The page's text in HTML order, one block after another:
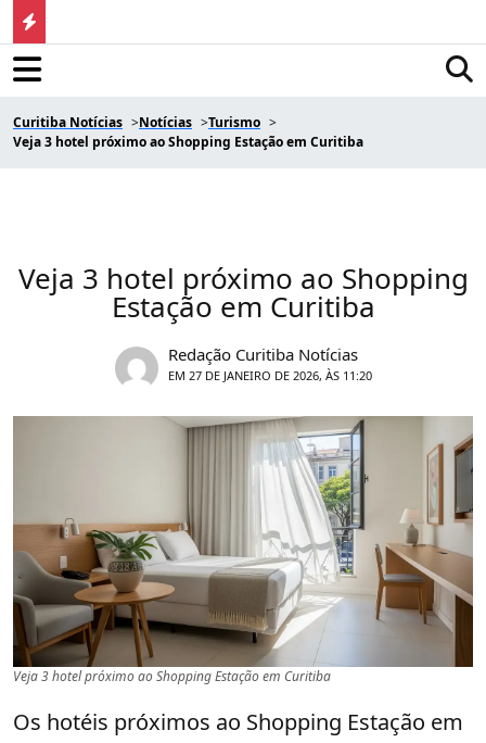
Curitiba Notícias Notícias
Turismo
Veja 3 hotel próximo ao Shopping Estação em Curitiba
Veja 3 hotel próximo ao Shopping
Estação em Curitiba
Redação Curitiba Notícias
EM 27 DE JANEIRO DE 2026, ÀS 11:20
Veja 3 hotel próximo ao Shopping Estação em Curitiba
Os hotéis próximos ao Shopping Estação em